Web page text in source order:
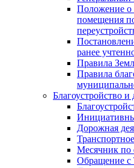
Положение о
помещения
ранее
Правила
Правила
Благоустройство и
Дорожная
Месячник по
Обращение